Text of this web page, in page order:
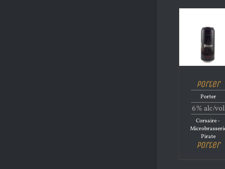
Porter
Porter
6% alc/vol
Corsaire -
Pirate
Porter